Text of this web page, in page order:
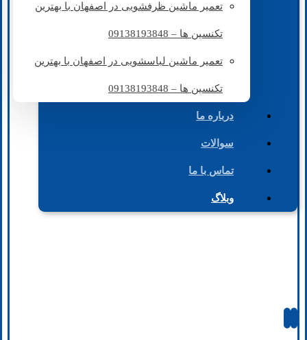
تعمیر ماشین ظرفشویی در اصفهان با بهترین
تکنسین ها – 09138193848
تعمیر ماشین لباسشویی در اصفهان با بهترین
تکنسین ها – 09138193848
درباره ما
سوالات
تماس با ما
وبلاگ